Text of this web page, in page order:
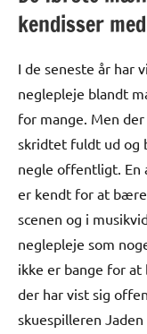
kendisser
I de seneste år har
neglepleje blandt
for mange. Men
skridtet fuldt ud og
negle offentligt. En
er kendt for at
scenen og i
neglepleje som
ikke er bange for at
der har vist sig
skuespilleren